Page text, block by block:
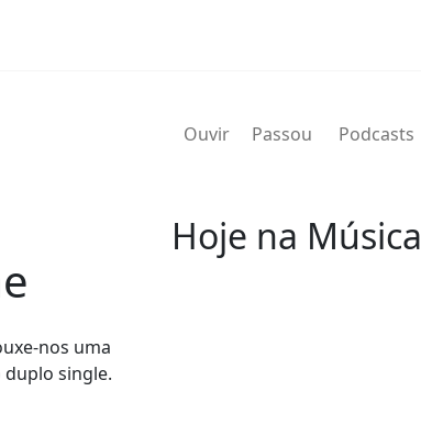
Ouvir Passou Podcasts
nos uma
single.
Hoje na Música